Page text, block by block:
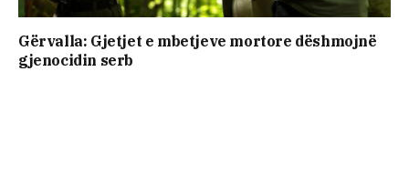
Gërvalla: Gjetjet e mbetjeve mortore dëshmojnë
gjenocidin serb